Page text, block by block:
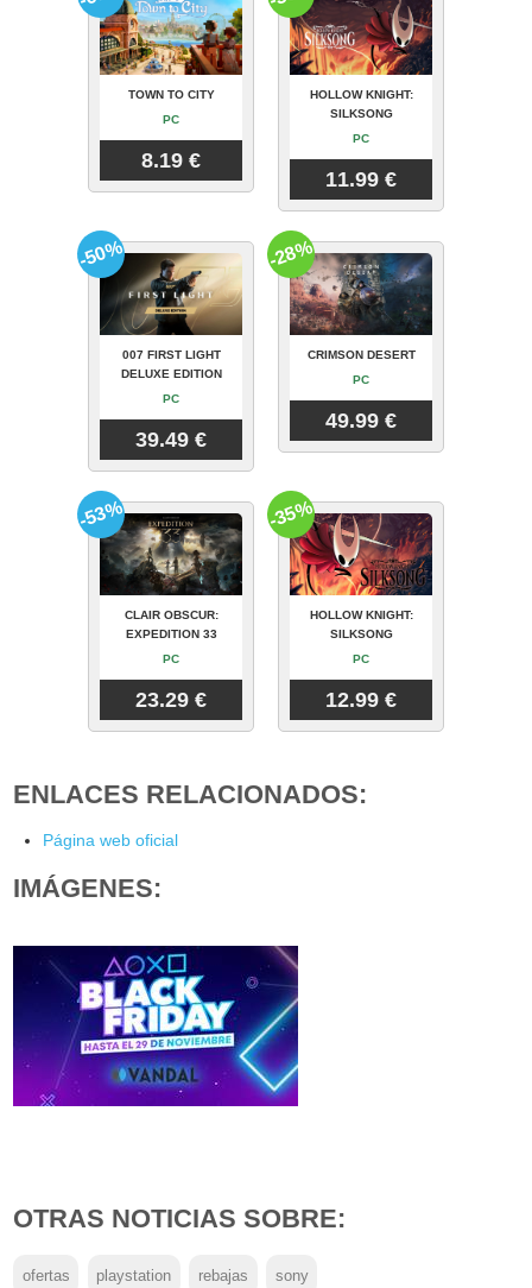
TOWN TO CITY
PC
8.19 €
HOLLOW KNIGHT:
SILKSONG
PC
11.99 €
007 FIRST LIGHT
DELUXE EDITION
PC
39.49 €
-50%
CRIMSON DESERT
PC
49.99 €
-28%
CLAIR OBSCUR:
EXPEDITION 33
PC
23.29 €
-53%
HOLLOW KNIGHT:
SILKSONG
PC
12.99 €
-35%
ENLACES RELACIONADOS:
Página web oficial
IMÁGENES:
OTRAS NOTICIAS SOBRE:
ofertas playstation rebajas sony